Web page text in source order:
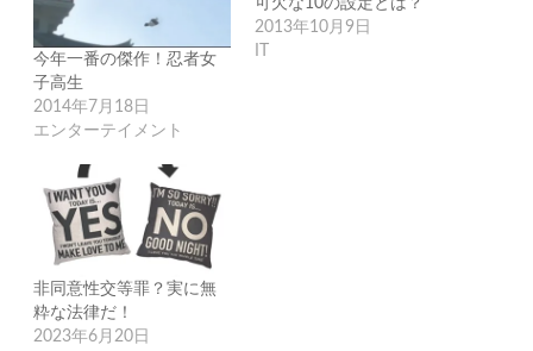
今年一番の傑作！忍者女
子高生
2014年7月18日
エンターテイメント
可欠な10の設定とは？
2013年10月9日
非同意性交等罪？実に無
粋な法律だ！
2023年6月20日